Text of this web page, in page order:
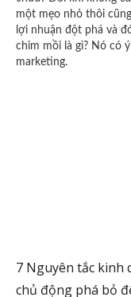
một mẹo nhỏ thôi
lợi nhuận đột phá và
chim mồi là gì? Nó có
marketing.
7 Nguyên tắc kinh
chủ động phá bỏ